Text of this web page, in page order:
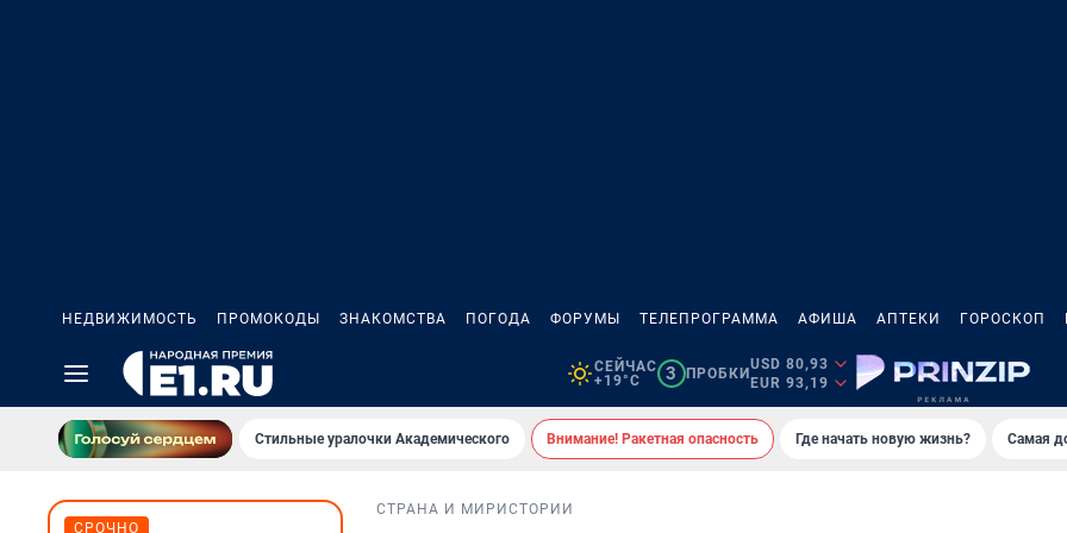
НЕДВИЖИМОСТЬ ПРОМОКОДЫ ЗНАКОМСТВА ПОГОДА ФОРУМЫ ТЕЛЕПРОГРАММА АФИША АПТЕКИ ГОРОСКОП
СЕЙЧАС
+19°C
3 ПРОБКИ
USD 80,93
EUR 93,19
Стильные уралочки Академического Внимание! Ракетная опасность Где начать новую жизнь? Самая
СРОЧНО
СТРАНА И МИР ИСТОРИИ